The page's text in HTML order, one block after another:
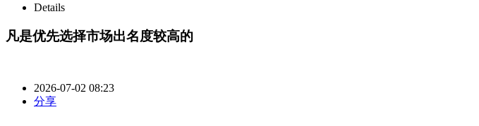
Details
凡是优先选择市场出名度较高的
2026-07-02 08:23
分享